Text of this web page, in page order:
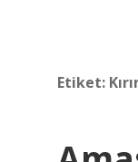
Etiket: